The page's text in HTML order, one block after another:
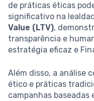
de práticas éticas
significativo na
Value (LTV),
transparência e
estratégia eficaz e
Além disso, a análise
ético e práticas
campanhas baseadas